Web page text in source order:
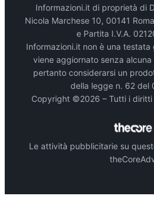
Informazioni.it di proprietà di
Nicola Marchese 10, 00141
e Partita I.V.A.
Informazioni.it non è una
viene aggiornato senza
pertanto considerarsi un
della legge n. 62 del
Copyright ©2026 – Tutti i diritti
Le attività pubblicitarie su